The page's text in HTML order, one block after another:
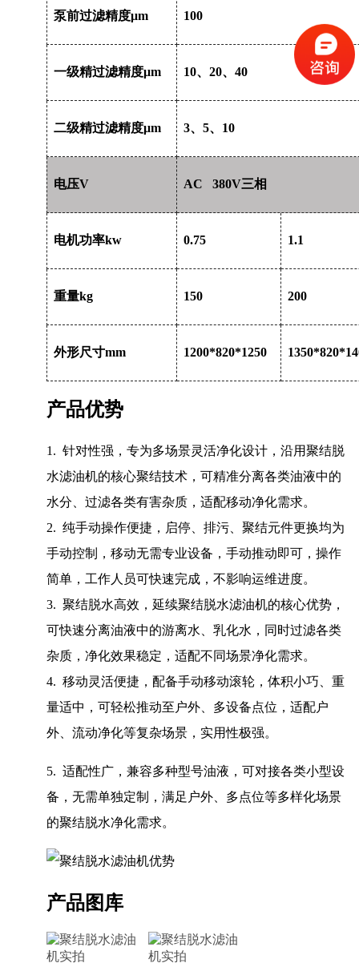
泵前过滤精度μm 100
一级精过滤精度μm 10、20、40
二级精过滤精度μm 3、5、10
电压V AC 380V三相
电机功率kw 0.75 1.1
重量kg 150 200
外形尺寸mm 1200*820*1250
产品优势
1. 针对性强，专为多场景灵活净化设计，沿用聚结脱
水滤油机的核心聚结技术，可精准分离各类油液中的
水分、过滤各类有害杂质，适配移动净化需求。
2. 纯手动操作便捷，启停、排污、聚结元件更换均为
手动控制，移动无需专业设备，手动推动即可，操作
简单，工作人员可快速完成，不影响运维进度。
3. 聚结脱水高效，延续聚结脱水滤油机的核心优势，
可快速分离油液中的游离水、乳化水，同时过滤各类
杂质，净化效果稳定，适配不同场景净化需求。
4. 移动灵活便捷，配备手动移动滚轮，体积小巧、重
量适中，可轻松推动至户外、多设备点位，适配户
外、流动净化等复杂场景，实用性极强。
5. 适配性广，兼容多种型号油液，可对接各类小型设
备，无需单独定制，满足户外、多点位等多样化场景
的聚结脱水净化需求。
产品图库